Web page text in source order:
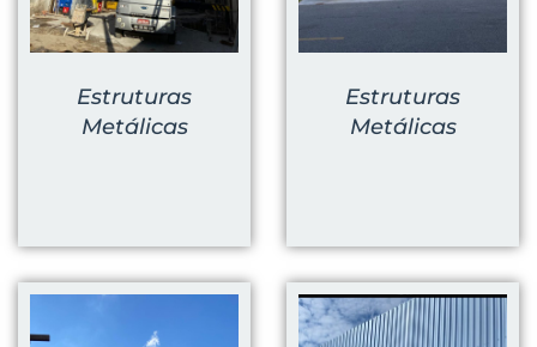
Estruturas
Metálicas
Estruturas
Metálicas